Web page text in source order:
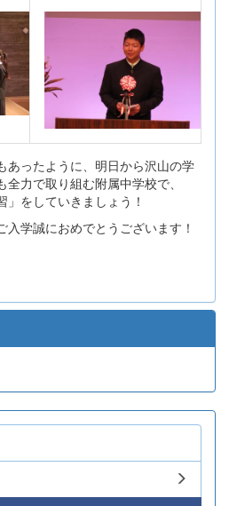
あったように、明日から沢山の学
力で取り組む附属中学校で、
」をしていきましょう！
入学誠におめでとうございます！